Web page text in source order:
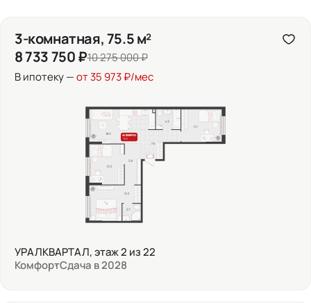
3-комнатная, 75.5 м²
8 733 750 ₽10 275 000 ₽
В ипотеку —от 35 973 ₽/мес
УРАЛКВАРТАЛ, этаж 2 из 22
КомфортСдача в 2028